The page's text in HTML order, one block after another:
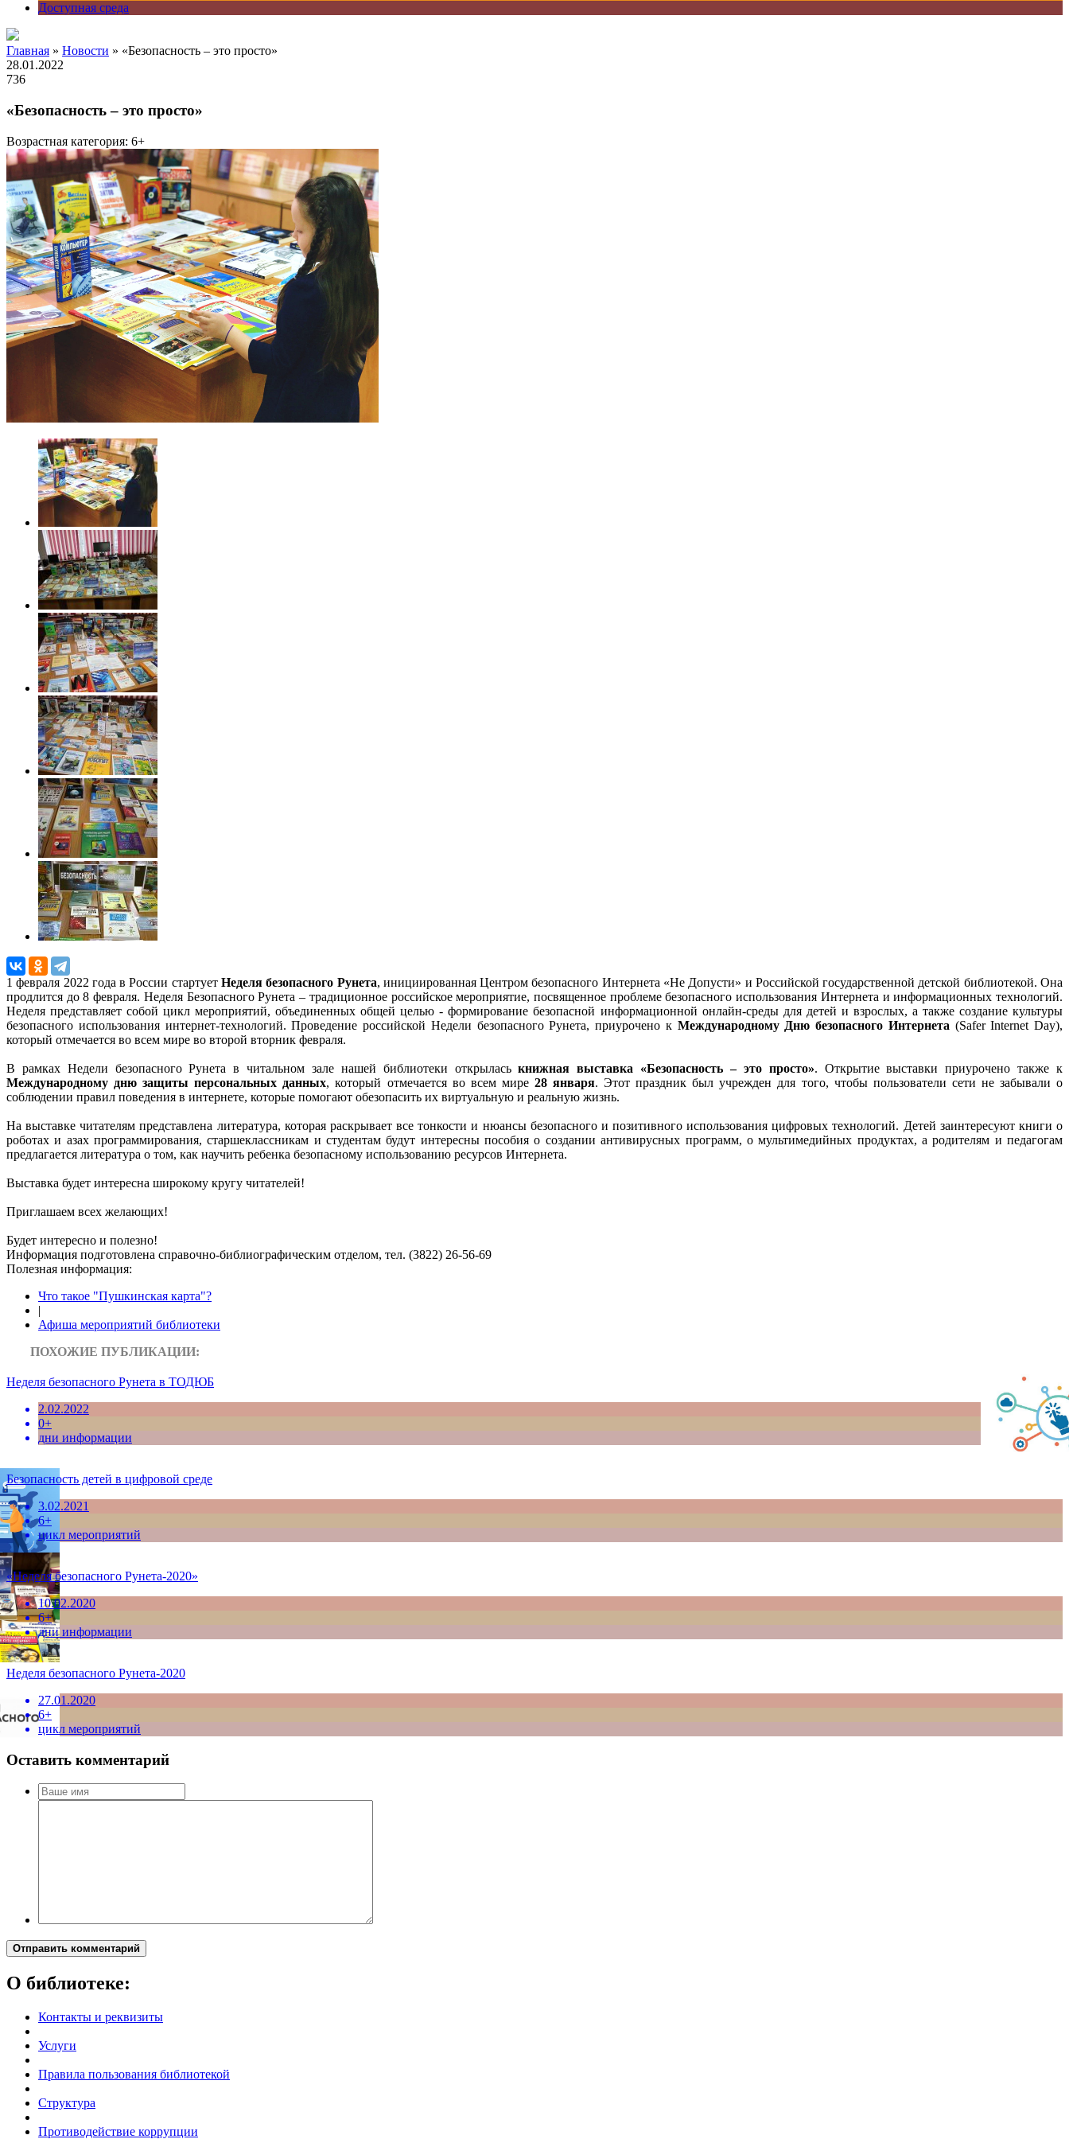
Доступная среда
Главная » Новости » «Безопасность – это просто»
28.01.2022
736
«Безопасность – это просто»
Возрастная категория: 6+
1 февраля 2022 года в России стартует Неделя безопасного Рунета, инициированная Центром безопасного Интернета «Не Допусти» и Российской государственной детской библиотекой. Она
продлится до 8 февраля. Неделя Безопасного Рунета – традиционное российское мероприятие, посвященное проблеме безопасного использования Интернета и информационных технологий.
Неделя представляет собой цикл мероприятий, объединенных общей целью - формирование безопасной информационной онлайн-среды для детей и взрослых, а также создание культуры
безопасного использования интернет-технологий. Проведение российской Недели безопасного Рунета, приурочено к Международному Дню безопасного Интернета (Safer Internet Day),
который отмечается во всем мире во второй вторник февраля.
В рамках Недели безопасного Рунета в читальном зале нашей библиотеки открыласькнижная выставка «Безопасность – это просто». Открытие выставки приурочено также к
Международному дню защиты персональных данных, который отмечается во всем мире 28 января. Этот праздник был учрежден для того, чтобы пользователи сети не забывали о
соблюдении правил поведения в интернете, которые помогают обезопасить их виртуальную и реальную жизнь.
На выставке читателям представлена литература, которая раскрывает все тонкости и нюансы безопасного и позитивного использования цифровых технологий. Детей заинтересуют книги о
роботах и азах программирования, старшеклассникам и студентам будут интересны пособия о создании антивирусных программ, о мультимедийных продуктах, а родителям и педагогам
предлагается литература о том, как научить ребенка безопасному использованию ресурсов Интернета.
Выставка будет интересна широкому кругу читателей!
Приглашаем всех желающих!
Будет интересно и полезно!
Информация подготовленa справочно-библиографическим отделом, тел. (3822) 26-56-69
Полезная информация:
Что такое "Пушкинская карта"?
|
Афиша мероприятий библиотеки
ПОХОЖИЕ ПУБЛИКАЦИИ:
Неделя безопасного Рунета в ТОДЮБ
2.02.2022
0+
дни информации
Безопасность детей в цифровой среде
3.02.2021
6+
цикл мероприятий
«Неделя безопасного Рунета-2020»
10.02.2020
6+
дни информации
Неделя безопасного Рунета-2020
27.01.2020
6+
цикл мероприятий
Оставить комментарий
Отправить комментарий
О библиотеке:
Контакты и реквизиты
Услуги
Правила пользования библиотекой
Структура
Противодействие коррупции